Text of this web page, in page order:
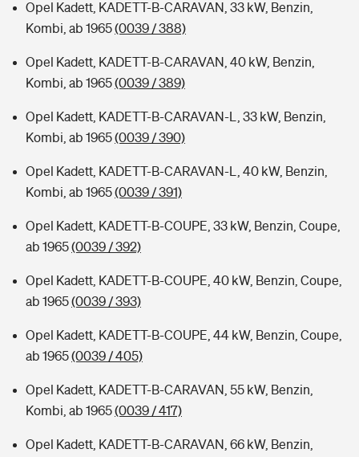
Opel Kadett, KADETT-B-CARAVAN, 33 kW, Benzin,
Kombi, ab 1965(0039 / 388)
Opel Kadett, KADETT-B-CARAVAN, 40 kW, Benzin,
Kombi, ab 1965(0039 / 389)
Opel Kadett, KADETT-B-CARAVAN-L, 33 kW, Benzin,
Kombi, ab 1965(0039 / 390)
Opel Kadett, KADETT-B-CARAVAN-L, 40 kW, Benzin,
Kombi, ab 1965(0039 / 391)
Opel Kadett, KADETT-B-COUPE, 33 kW, Benzin, Coupe,
ab 1965(0039 / 392)
Opel Kadett, KADETT-B-COUPE, 40 kW, Benzin, Coupe,
ab 1965(0039 / 393)
Opel Kadett, KADETT-B-COUPE, 44 kW, Benzin, Coupe,
ab 1965(0039 / 405)
Opel Kadett, KADETT-B-CARAVAN, 55 kW, Benzin,
Kombi, ab 1965(0039 / 417)
Opel Kadett, KADETT-B-CARAVAN, 66 kW, Benzin,